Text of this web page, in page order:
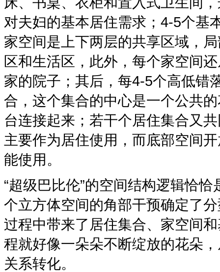
对夫妇的基本居住需求；4-5个基
家空间是上下两层的共享区域，
区和生活区，此外，每个家空间
家的院子；其后，每4-5个高低错
合，这个集合的中心是一个公共
台连接起来；若干个居住集合又
主要作为居住使用，而底部空间
能使用。
“超级巴比伦”的空间结构逻辑恰
个立方体空间的角部干预确定了
过程中带来了居住集合、家空间
程就好像一朵朵不断绽放的花朵
关系转化。